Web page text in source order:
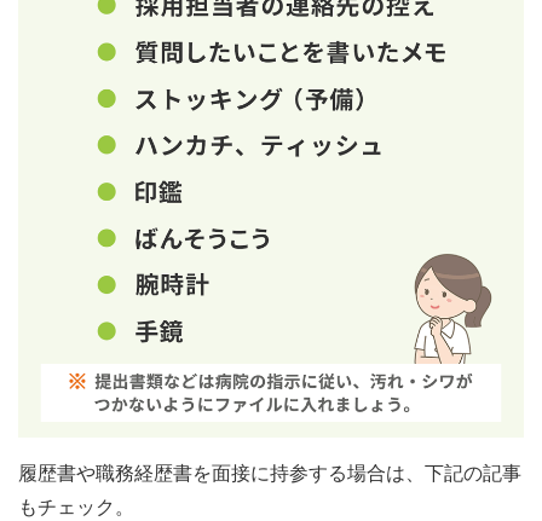
履歴書や職務経歴書を面接に持参する場合は、下記の記事
もチェック。